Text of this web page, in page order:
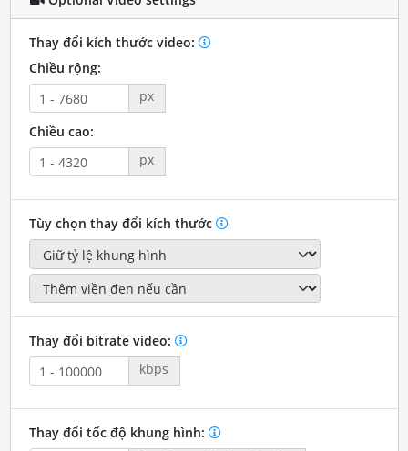
Thay đổi kích thước video:
Chiều rộng:
px
Chiều cao:
px
Tùy chọn thay đổi kích thước
Thay đổi bitrate video:
kbps
Thay đổi tốc độ khung hình: